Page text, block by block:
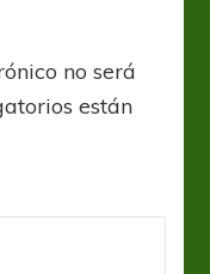
no será
están